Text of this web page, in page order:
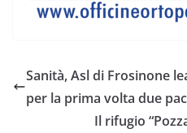
Sanità, Asl di Frosinone
per la prima volta due
Il rifugio